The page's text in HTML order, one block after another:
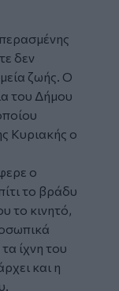
δεν
ζωής. Ο
του Δήμου
Κυριακής ο
ο
το βράδυ
το κινητό,
ίχνη του
και η